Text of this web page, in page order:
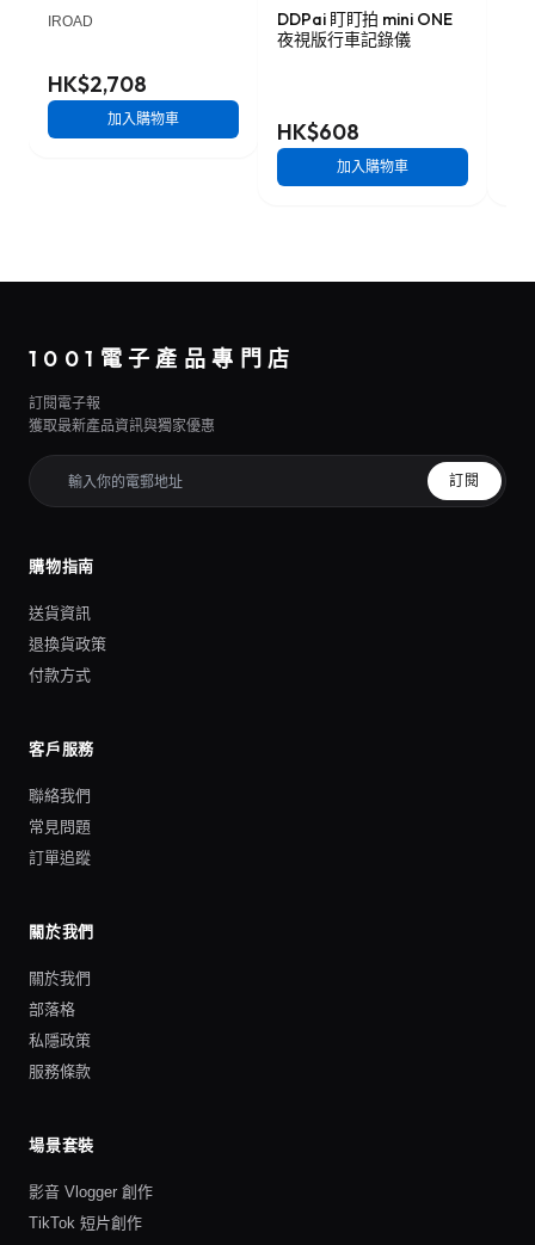
IROAD
HK$2,708
加入購物車
DDPai 盯盯拍 mini ONE
夜視版行車記錄儀
HK$608
加入購物車
1001電子產品專門店
訂閱電子報
獲取最新產品資訊與獨家優惠
訂閱
購物指南
送貨資訊
退換貨政策
付款方式
客戶服務
聯絡我們
常見問題
訂單追蹤
關於我們
關於我們
部落格
私隱政策
服務條款
場景套裝
影音 Vlogger 創作
TikTok 短片創作